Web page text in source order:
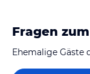
Fragen
Ehemalige Gäste